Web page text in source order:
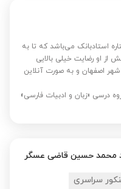
حسین قاضی عسگر استاد 4 ستاره استادبانک می‌باشد که تا به
از او رضایت خیلی بالایی
اصفهان و به صورت آنلاین
درسی «زبان و ادبیات فارسی»
حسین قاضی عسگر
سراسری